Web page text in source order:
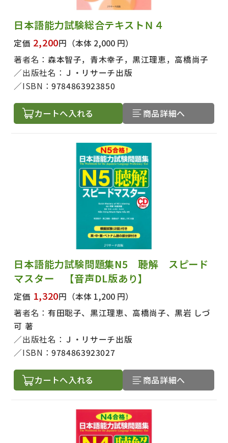
日本語能力試験総合テキストＮ４
定価 2,200円 （本体 2,000 円）
著者名： 森本智子，青木幸子，黒江理恵，高橋尚子
出版社名： Ｊ・リサーチ出版
ISBN：9784863923850
カートへ入れる 商品詳細へ
日本語能力試験問題集N5 聴解 スピード
マスター 【音声DL版あり】
定価 1,320円 （本体 1,200 円）
著者名： 有田聡子、黒江理恵、高橋尚子、黒岩 しづ
可 著
出版社名： Ｊ・リサーチ出版
ISBN：9784863923027
カートへ入れる 商品詳細へ